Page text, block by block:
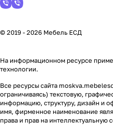
© 2019 - 2026 Мебель ЕСД
На информационном ресурсе
технологии.
Все ресурсы сайта
ограничиваясь) текстовую,
информацию, структуру, дизайн и
имя, фирменное наименование
права и прав на интеллектуальную